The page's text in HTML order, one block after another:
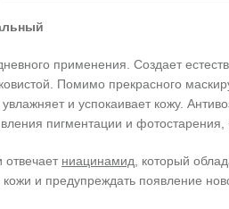
применения. Создает
Помимо прекрасного
и успокаивает кожу.
пигментации и
отвечает ниацинамид , который
и предупреждать появление